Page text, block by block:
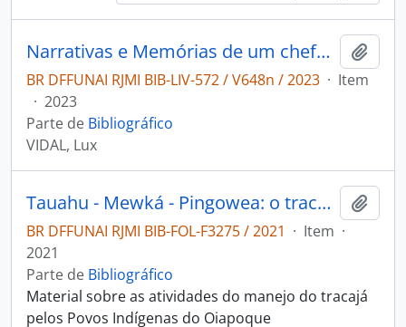
Narrativas e Memórias de um chefe Galibi do Oiapoque
BR DFFUNAI RJMI BIB-LIV-572 / V648n / 2023 · Item
· 2023
Parte de Bibliográfico
VIDAL, Lux
Tauahu - Mewká - Pingowea: o tracajá e seu manejo nas terras indígenas do Oiapoque.
BR DFFUNAI RJMI BIB-FOL-F3275 / 2021 · Item ·
2021
Parte de Bibliográfico
Material sobre as atividades do manejo do tracajá
pelos Povos Indígenas do Oiapoque